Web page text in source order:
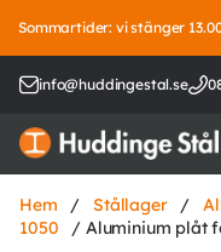
Sommartider: vi stänger
info@huddingestal.se
Hem / Stållager /
1050
/ Aluminium plåt